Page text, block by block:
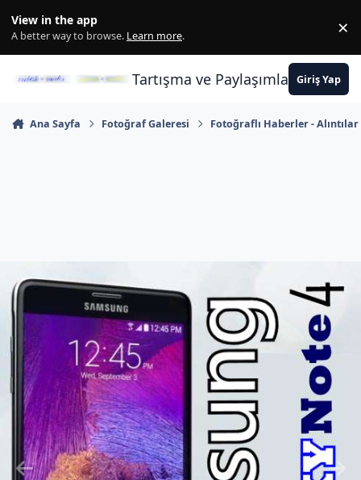
View in the app
A better way to browse. Learn more. ×
Tartışma ve PaylaşımlarınGiriş Yap
Ana Sayfa Fotoğraf Galeresi Fotoğraflı Haberler - Alıntılar